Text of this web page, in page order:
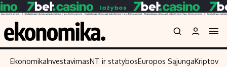
EkonomikaInvestavimasNT ir statybosEuropos Sąjunga